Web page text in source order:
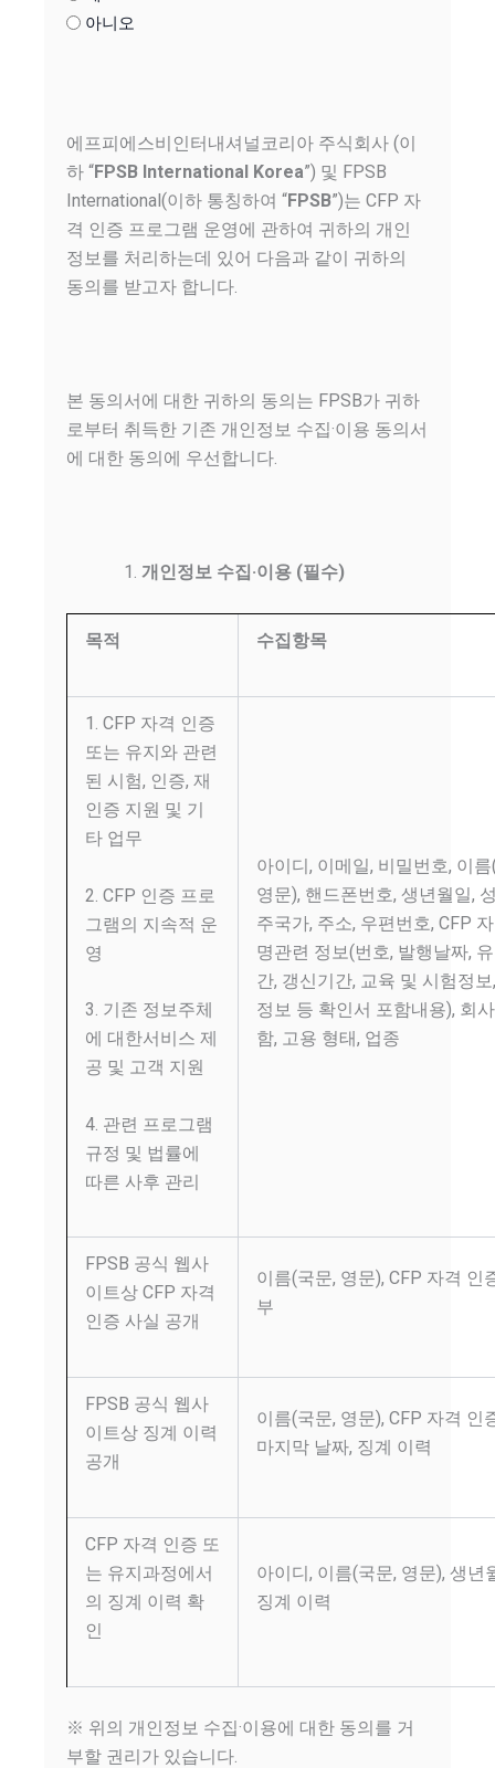
아니오
에프피에스비인터내셔널코리아 주식회사 (이
하 “FPSB International Korea”) 및 FPSB
International(이하 통칭하여 “FPSB”)는 CFP 자
격 인증 프로그램 운영에 관하여 귀하의 개인
정보를 처리하는데 있어 다음과 같이 귀하의
동의를 받고자 합니다.
본 동의서에 대한 귀하의 동의는 FPSB가 귀하
로부터 취득한 기존 개인정보 수집·이용 동의서
에 대한 동의에 우선합니다.
개인정보 수집·이용 (필수)
목적 수집항목
1. CFP 자격 인증
또는 유지와 관련
된 시험, 인증, 재
인증 지원 및 기
타 업무
2. CFP 인증 프로
그램의 지속적 운
영
3. 기존 정보주체
에 대한서비스 제
공 및 고객 지원
4. 관련 프로그램
규정 및 법률에
따른 사후 관리
아이디, 이메일, 비밀번호, 이
영문), 핸드폰번호, 생년월일,
주국가, 주소, 우편번호, CFP
명관련 정보(번호, 발행날짜,
간, 갱신기간, 교육 및 시험정
정보 등 확인서 포함내용), 회
함, 고용 형태, 업종
FPSB 공식 웹사
이트상 CFP 자격
인증 사실 공개
이름(국문, 영문), CFP 자격 인
부
FPSB 공식 웹사
이트상 징계 이력
공개
이름(국문, 영문), CFP 자격 인
마지막 날짜, 징계 이력
CFP 자격 인증 또
는 유지과정에서
의 징계 이력 확
인
아이디, 이름(국문, 영문), 생년
징계 이력
※ 위의 개인정보 수집·이용에 대한 동의를 거
부할 권리가 있습니다.